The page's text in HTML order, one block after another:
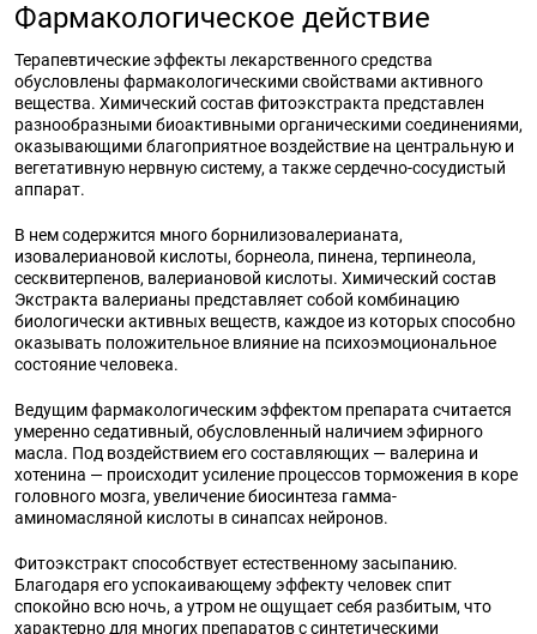
Фармакологическое действие
Терапевтические эффекты лекарственного средства
обусловлены фармакологическими свойствами активного
вещества. Химический состав фитоэкстракта представлен
разнообразными биоактивными органическими соединениями,
оказывающими благоприятное воздействие на центральную и
вегетативную нервную систему, а также сердечно-сосудистый
аппарат.
В нем содержится много борнилизовалерианата,
изовалериановой кислоты, борнеола, пинена, терпинеола,
сесквитерпенов, валериановой кислоты. Химический состав
Экстракта валерианы представляет собой комбинацию
биологически активных веществ, каждое из которых способно
оказывать положительное влияние на психоэмоциональное
состояние человека.
Ведущим фармакологическим эффектом препарата считается
умеренно седативный, обусловленный наличием эфирного
масла. Под воздействием его составляющих — валерина и
хотенина — происходит усиление процессов торможения в коре
головного мозга, увеличение биосинтеза гамма-
аминомасляной кислоты в синапсах нейронов.
Фитоэкстракт способствует естественному засыпанию.
Благодаря его успокаивающему эффекту человек спит
спокойно всю ночь, а утром не ощущает себя разбитым, что
характерно для многих препаратов с синтетическими